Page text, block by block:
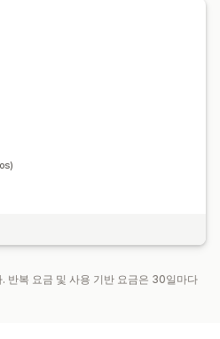
반복 요금 및 사용 기반 요금은 30일마다